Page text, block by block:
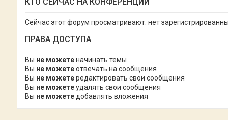
КТО СЕЙЧАС НА КОНФЕРЕНЦИИ
Сейчас этот форум просматривают: нет
ПРАВА ДОСТУПА
Вы не можетеначинать темы
Вы не можетеотвечать на сообщения
Вы не можетередактировать свои сообщения
Вы не можетеудалять свои сообщения
Вы не можетедобавлять вложения